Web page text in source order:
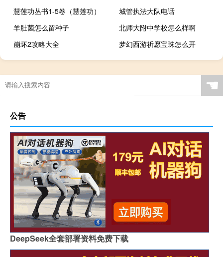
慧莲功丛书1-5卷（慧莲功）
城管执法大队电话
羊肚菌怎么留种子
北师大附中学校怎么样啊
崩坏2攻略大全
梦幻西游祈愿宝珠怎么开
☚
公告
DeepSeek全套部署资料免费下载